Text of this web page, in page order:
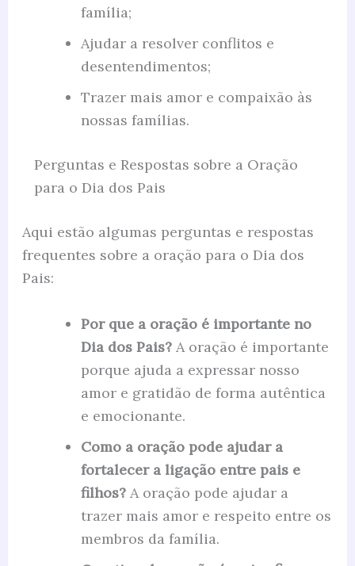
família;
Ajudar a resolver conflitos e
desentendimentos;
Trazer mais amor e compaixão às
nossas famílias.
Perguntas e Respostas sobre a Oração
para o Dia dos Pais
Aqui estão algumas perguntas e respostas
frequentes sobre a oração para o Dia dos
Pais:
Por que a oração é importante no
Dia dos Pais?A oração é importante
porque ajuda a expressar nosso
amor e gratidão de forma autêntica
e emocionante.
Como a oração pode ajudar a
fortalecer a ligação entre pais e
filhos?A oração pode ajudar a
trazer mais amor e respeito entre os
membros da família.